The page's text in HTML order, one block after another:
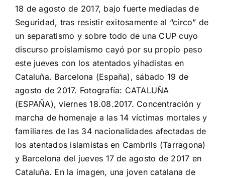
18 de agosto de 2017, bajo fuerte mediadas de
Seguridad, tras resistir exitosamente al “circo” de
un separatismo y sobre todo de una CUP cuyo
discurso proislamismo cayó por su propio peso
este jueves con los atentados yihadistas en
Cataluña. Barcelona (España), sábado 19 de
agosto de 2017. Fotografía: CATALUÑA
(ESPAÑA), viernes 18.08.2017. Concentración y
marcha de homenaje a las 14 víctimas mortales y
familiares de las 34 nacionalidades afectadas de
los atentados islamistas en Cambrils (Tarragona)
y Barcelona del jueves 17 de agosto de 2017 en
Cataluña. En la imagen, una joven catalana de